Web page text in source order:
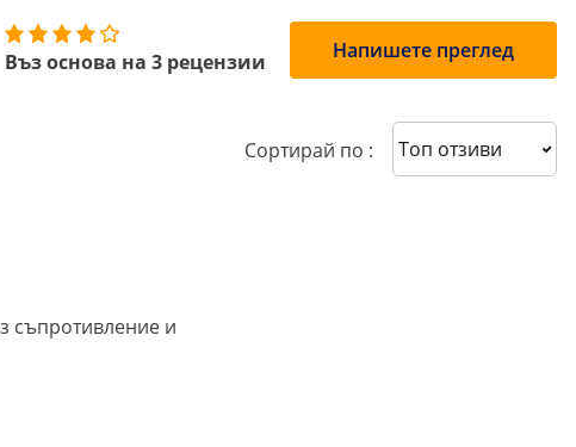
Въз основа на 3 рецензии Напишете преглед
Сортирай по : Sort reviews
съпротивление и